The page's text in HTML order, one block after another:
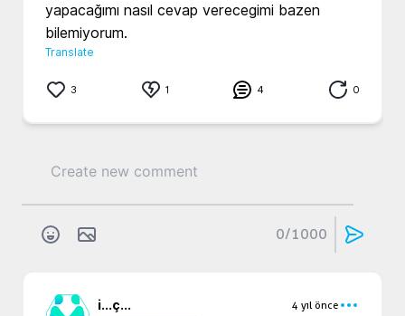
yapacağımı nasıl cevap verecegimi bazen
bilemiyorum.
Translate
3 1 4 0
0/1000
i...ç...
4 yıl önce